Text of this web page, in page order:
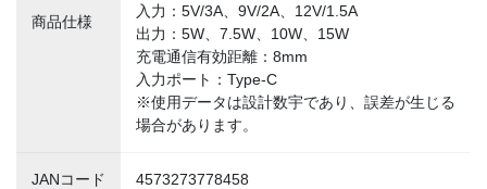
商品仕様
入力：5V/3A、9V/2A、12V/1.5A
出力：5W、7.5W、10W、15W
充電通信有効距離：8mm
入力ポート：Type-C
※使用データは設計数宇であり、誤差が生じる
場合があります。
JANコード 4573273778458